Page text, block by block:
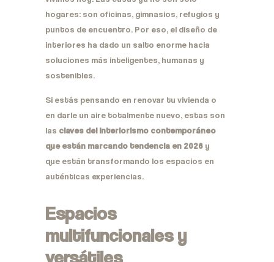
hogares: son oficinas, gimnasios, refugios y
puntos de encuentro. Por eso, el diseño de
interiores ha dado un salto enorme hacia
soluciones más inteligentes, humanas y
sostenibles.
Si estás pensando en renovar tu vivienda o
en darle un aire totalmente nuevo, estas son
las claves del interiorismo contemporáneo
que están marcando tendencia en 2026 y
que están transformando los espacios en
auténticas experiencias.
Espacios
multifuncionales y
versátiles